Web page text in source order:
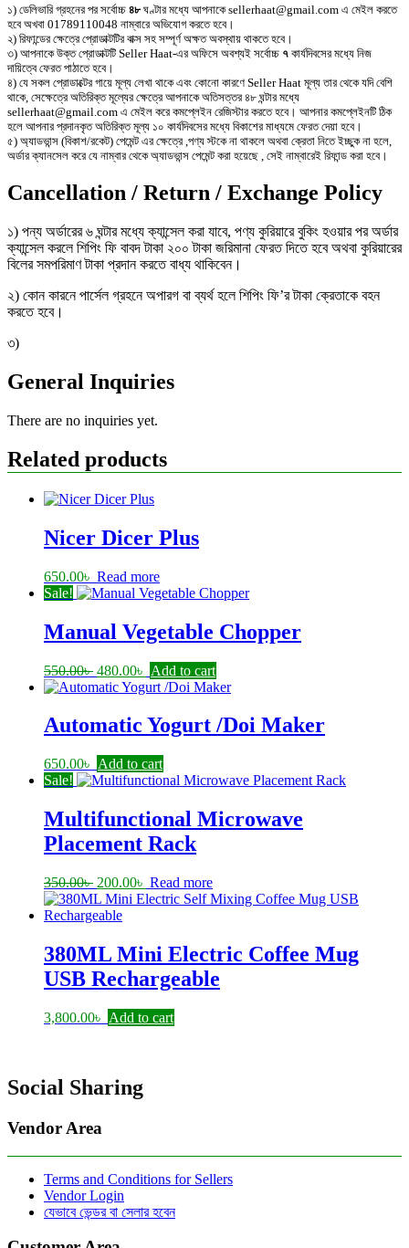
১) ডেলিভারি গ্রহনের পর সর্বোচ্চ ৪৮ঘণ্টার মধ্যে আপনাকে sellerhaat@gmail.com এ মেইল করতে
হবে অখবা 01789110048 নাম্বারে অভিযোগ করতে হবে।
২) রিফান্ডের ক্ষেত্রে প্রোডাক্টটির বাক্স সহ সম্পূর্ণ অক্ষত অবস্থায় থাকতে হবে।
৩) আপনাকে উক্ত প্রোডাক্টটি Seller Haat-এর অফিসে অবশ্যই সর্বোচ্চ ৭ কার্যদিবসের মধ্যে নিজ
দায়িত্বে ফেরত পাঠাতে হবে।
৪) যে সকল প্রোডাক্টের গায়ে মূল্য লেখা থাকে এবং কোনো কারণে Seller Haat মূল্য তার থেকে যদি বেশি
থাকে, সেক্ষেত্রে অতিরিক্ত মূল্যের ক্ষেত্রে আপনাকে অতিসত্তর ৪৮ ঘন্টার মধ্যে
sellerhaat@gmail.com এ মেইল করে কমপ্লেইন রেজিস্টার করতে হবে। আপনার কমপ্লেইনটি ঠিক
হলে আপনার প্রদানকৃত অতিরিক্ত মূল্য ১০ কার্যদিবসের মধ্যে বিকাশের মাধ্যমে ফেরত দেয়া হবে।
৫) অ্যাডভান্স (বিকাশ/রকেট) পেমেন্ট এর ক্ষেত্রে ,পণ্য স্টকে না থাকলে অথবা ক্রেতা নিতে ইচ্ছুক না হলে,
অর্ডার ক্যানসেল করে যে নাম্বার থেকে অ্যাডভান্স পেমেন্ট করা হয়েছে , সেই নাম্বারেই রিফান্ড করা হবে।
Cancellation / Return / Exchange Policy
১) পন্য অর্ডারের ৬ ঘন্টার মধ্যে ক্যান্সেল করা যাবে, পণ্য কুরিয়ারে বুকিং হওয়ার পর অর্ডার
ক্যান্সেল করলে শিপিং ফি বাবদ টাকা ২০০ টাকা জরিমানা ফেরত দিতে হবে অথবা কুরিয়ারের
বিলের সমপরিমাণ টাকা প্রদান করতে বাধ্য থাকিবেন।
২) কোন কারনে পার্সেল গ্রহনে অপারগ বা ব্যর্থ হলে শিপিং ফি’র টাকা ক্রেতাকে বহন
করতে হবে।
৩)
General Inquiries
There are no inquiries yet.
Related products
Nicer Dicer Plus
650.00৳ Read more
Sale!
Manual Vegetable Chopper
550.00৳ Original
price
550.00৳ .
480.00৳
Current
price
480.00৳ .
Add to cart
Automatic Yogurt /Doi Maker
650.00৳ Add to cart
Sale!
Multifunctional Microwave
Placement Rack
350.00৳ Original
price
was:
200.00৳ Current
price
Read more
380ML Mini Electric Coffee Mug
USB Rechargeable
3,800.00৳ Add to cart
Social Sharing
Vendor Area
Terms and Conditions for Sellers
Vendor Login
যেভাবে ভেন্ডর বা সেলার হবেন